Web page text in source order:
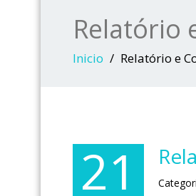
Relatório
Inicio Relatório e
21